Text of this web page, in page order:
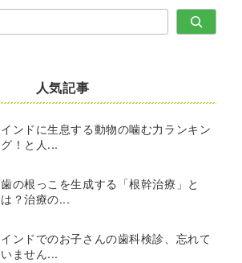
人気記事
インドに生息する動物の噛む力ランキン
グ！と人...
歯の根っこを生成する「根幹治療」と
は？治療の...
インドでのお子さんの歯科検診、忘れて
いません...